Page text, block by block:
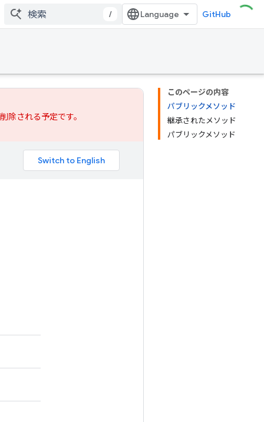
/ GitHub
このページの内容
パブリックメソッド
継承されたメソッド
パブリックメソッド
除される予定です。